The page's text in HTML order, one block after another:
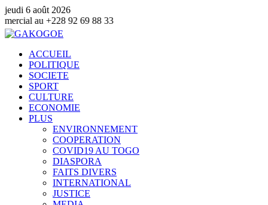
jeudi 6 août 2026
69 88 33
ACCUEIL
POLITIQUE
SOCIETE
SPORT
CULTURE
ECONOMIE
PLUS
ENVIRONNEMENT
COOPERATION
COVID19 AU TOGO
DIASPORA
FAITS DIVERS
INTERNATIONAL
JUSTICE